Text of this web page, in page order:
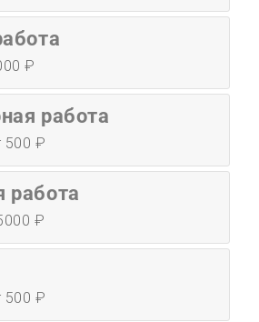
₽
работа
500 ₽
работа
₽
500 ₽